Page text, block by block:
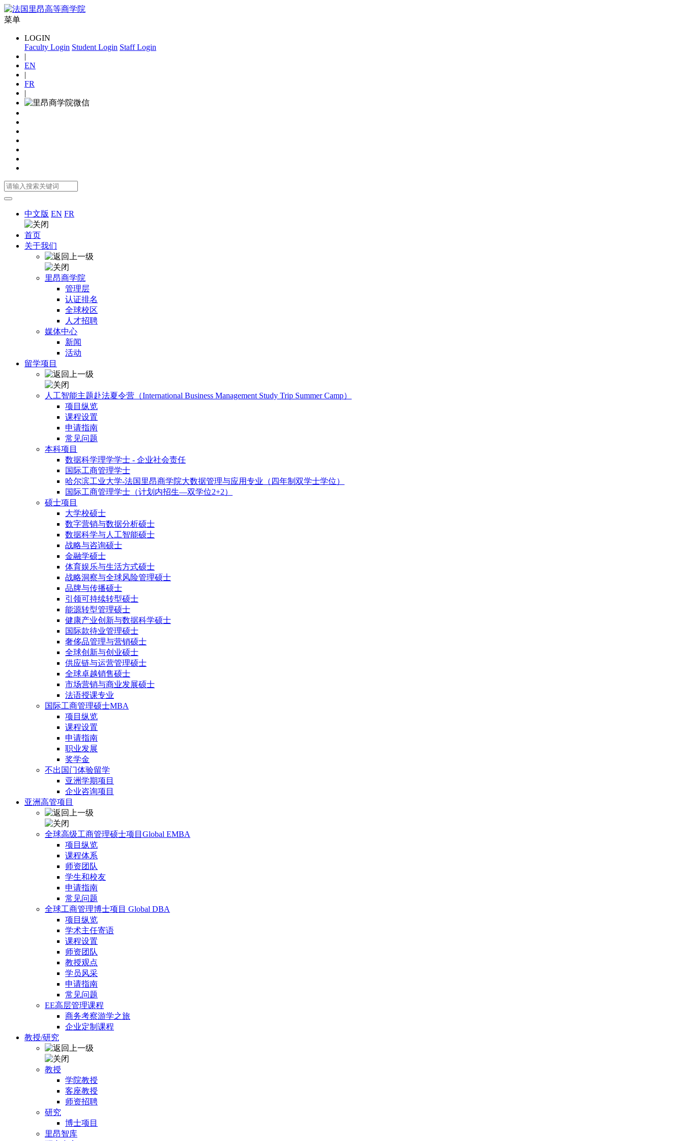
菜单
LOGIN
Faculty Login Student Login Staff Login
|
EN
|
FR
|
中文版 EN FR
首页
关于我们
里昂商学院
管理层
认证排名
全球校区
人才招聘
媒体中心
新闻
活动
留学项目
人工智能主题赴法夏令营（International Business Management Study Trip Summer Camp）
项目纵览
课程设置
申请指南
常见问题
本科项目
数据科学理学学士 - 企业社会责任
国际工商管理学士
哈尔滨工业大学-法国里昂商学院大数据管理与应用专业（四年制双学士学位）
国际工商管理学士（计划内招生—双学位2+2）
硕士项目
大学校硕士
数字营销与数据分析硕士
数据科学与人工智能硕士
战略与咨询硕士
金融学硕士
体育娱乐与生活方式硕士
战略洞察与全球风险管理硕士
品牌与传播硕士
引领可持续转型硕士
能源转型管理硕士
健康产业创新与数据科学硕士
国际款待业管理硕士
奢侈品管理与营销硕士
全球创新与创业硕士
供应链与运营管理硕士
全球卓越销售硕士
市场营销与商业发展硕士
法语授课专业
国际工商管理硕士MBA
项目纵览
课程设置
申请指南
职业发展
奖学金
不出国门体验留学
亚洲学期项目
企业咨询项目
亚洲高管项目
全球高级工商管理硕士项目Global EMBA
项目纵览
课程体系
师资团队
学生和校友
申请指南
常见问题
全球工商管理博士项目 Global DBA
项目纵览
学术主任寄语
课程设置
师资团队
教授观点
学员风采
申请指南
常见问题
EE高层管理课程
商务考察游学之旅
企业定制课程
教授/研究
教授
学院教授
客座教授
师资招聘
研究
博士项目
里昂智库